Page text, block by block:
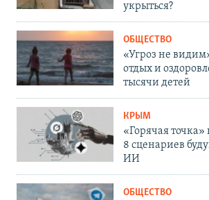
укрыться?
ОБЩЕСТВО
«Угроз не
отдых и
тысячи детей
КРЫМ
«Горячая
8 сценариев
ИИ
ОБЩЕСТВО